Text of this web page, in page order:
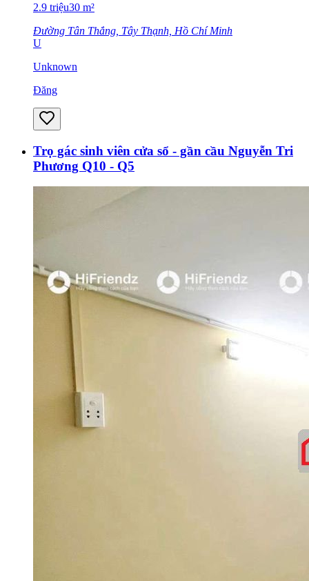
2.9 triệu30 m²
Đường Tân Thắng, Tây Thạnh, Hồ Chí Minh
U
Unknown
Đăng
Trọ gác sinh viên cửa sổ - gần cầu Nguyễn Tri
Phương Q10 - Q5